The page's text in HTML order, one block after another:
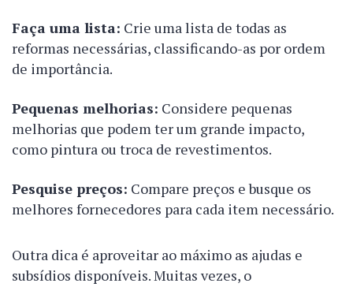
Faça uma lista: Crie uma lista de todas as
reformas necessárias, classificando-as por ordem
de importância.
Pequenas melhorias: Considere pequenas
melhorias que podem ter um grande impacto,
como pintura ou troca de revestimentos.
Pesquise preços: Compare preços e busque os
melhores fornecedores para cada item necessário.
Outra dica é aproveitar ao máximo as ajudas e
subsídios disponíveis. Muitas vezes, o